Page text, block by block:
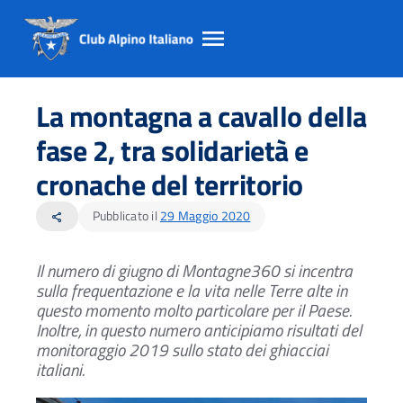
Salta
contento
principale
Salta
Salta
La montagna a cavallo della
fase 2, tra solidarietà e
cronache del territorio
share Pubblicato il 29 Maggio 2020
Il numero di giugno di Montagne360 si incentra
sulla frequentazione e la vitanelle Terre alte in
questo momento molto particolare per il Paese.
Inoltre, in questo numero anticipiamo risultati del
monitoraggio 2019sullo stato dei ghiacciai
italiani.